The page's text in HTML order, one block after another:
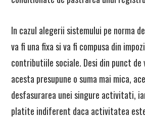
In cazul alegerii sistemului pe norma
va fi una fixa si va fi compusa din
contributiile sociale. Desi din punct
acesta presupune o suma mai mica,
desfasurarea unei singure activitati,
platite indiferent daca activitatea